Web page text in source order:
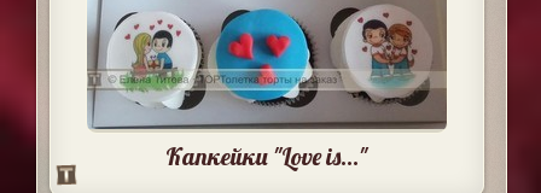
Капкейки "Love is..."